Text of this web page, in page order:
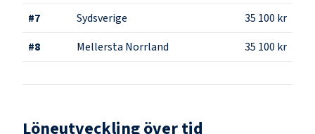
#7 Sydsverige
35 100 kr
#8 Mellersta Norrland 35 100 kr
Löneutveckling över tid